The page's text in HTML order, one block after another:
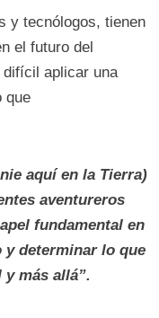
y tecnólogos, tienen
el futuro del
difícil aplicar una
que
aquí en la Tierra)
aventureros
fundamental en
y determinar lo que
y más allá”.